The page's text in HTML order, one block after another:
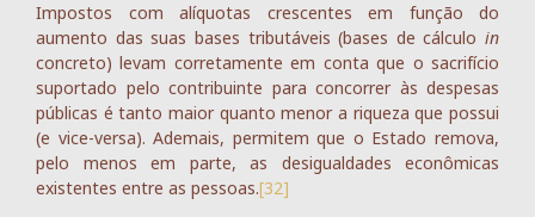
Impostos com alíquotas crescentes em função do
aumento das suas bases tributáveis (bases de cálculo in
concreto) levam corretamente em conta que o sacrifício
suportado pelo contribuinte para concorrer às despesas
públicas é tanto maior quanto menor a riqueza que possui
(e vice-versa). Ademais, permitem que o Estado remova,
pelo menos em parte, as desigualdades econômicas
existentes entre as pessoas.[32]